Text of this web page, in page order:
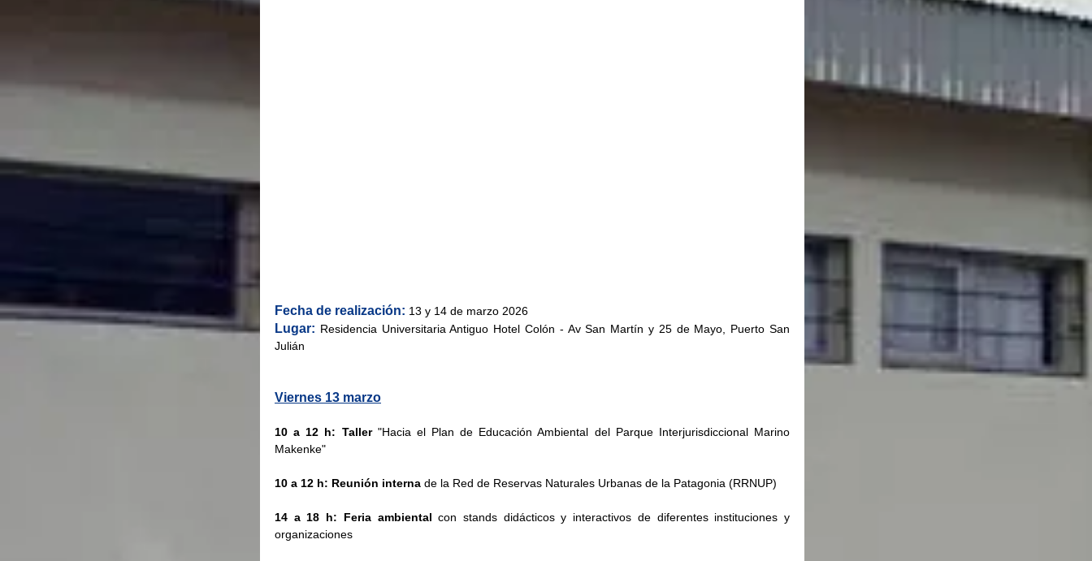
Fecha de realización: 13 y 14 de marzo 2026
Lugar: Residencia Universitaria Antiguo Hotel Colón - Av San Martín y 25 de Mayo, Puerto San
Julián
Viernes 13 marzo
10 a 12 h: Taller "Hacia el Plan de Educación Ambiental del Parque Interjurisdiccional Marino
Makenke"
10 a 12 h: Reunión interna de la Red de Reservas Naturales Urbanas de la Patagonia (RRNUP)
14 a 18 h: Feria ambiental con stands didácticos y interactivos de diferentes instituciones y
organizaciones